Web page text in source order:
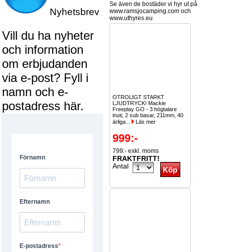
Nyhetsbrev
Vill du ha nyheter
och information
om erbjudanden
via e-post? Fyll i
namn och e-
postadress här.
Se även de bostäder vi hyr ut på
www.ramsjocamping.com och
www.uthyres.eu
OTROLIGT STARKT
LJUDTRYCK! Mackie
Freeplay GO - 3 högtalare
inuti, 2 sub basar, 211mm, 40
ärliga...
Läs mer
999:-
799:- exkl. moms
FRAKTFRITT!
Antal